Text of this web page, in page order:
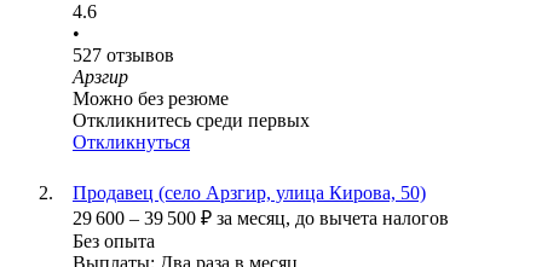
4.6
•
527 отзывов
Арзгир
Можно без резюме
Откликнитесь среди первых
Откликнуться
Продавец (село Арзгир, улица Кирова, 50)
29 600 – 39 500 ₽ за месяц, до вычета налогов
Без опыта